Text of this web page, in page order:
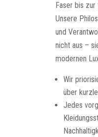
Faser bis
Unsere
und
nicht aus –
modernen
Wir
über
Jedes